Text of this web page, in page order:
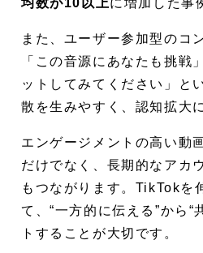
また、ユーザー参加型のコ
「この音源にあなたも挑戦
ットしてみてください」と
散を生みやすく、認知拡大
エンゲージメントの高い動
だけでなく、長期的なアカ
もつながります。TikTokを
て、“一方的に伝える”から“
トすることが大切です。